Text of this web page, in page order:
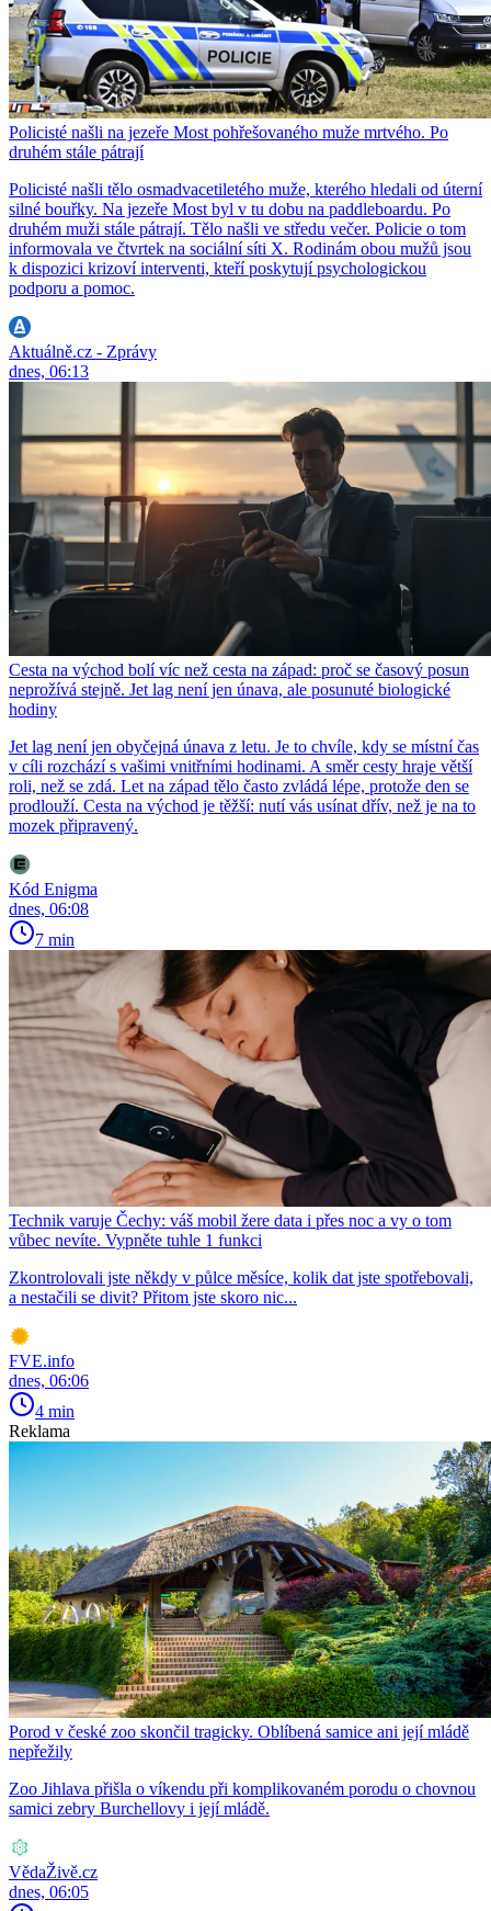
Policisté našli na jezeře Most pohřešovaného muže mrtvého. Po
druhém stále pátrají
Policisté našli tělo osmadvacetiletého muže, kterého hledali od úterní
silné bouřky. Na jezeře Most byl v tu dobu na paddleboardu. Po
druhém muži stále pátrají. Tělo našli ve středu večer. Policie o tom
informovala ve čtvrtek na sociální síti X. Rodinám obou mužů jsou
k dispozici krizoví interventi, kteří poskytují psychologickou
podporu a pomoc.
Aktuálně.cz - Zprávy
dnes, 06:13
Cesta na východ bolí víc než cesta na západ: proč se časový posun
neprožívá stejně. Jet lag není jen únava, ale posunuté biologické
hodiny
Jet lag není jen obyčejná únava z letu. Je to chvíle, kdy se místní čas
v cíli rozchází s vašimi vnitřními hodinami. A směr cesty hraje větší
roli, než se zdá. Let na západ tělo často zvládá lépe, protože den se
prodlouží. Cesta na východ je těžší: nutí vás usínat dřív, než je na to
mozek připravený.
Kód Enigma
dnes, 06:08
7 min
Technik varuje Čechy: váš mobil žere data i přes noc a vy o tom
vůbec nevíte. Vypněte tuhle 1 funkci
Zkontrolovali jste někdy v půlce měsíce, kolik dat jste spotřebovali,
a nestačili se divit? Přitom jste skoro nic...
FVE.info
dnes, 06:06
4 min
Reklama
Porod v české zoo skončil tragicky. Oblíbená samice ani její mládě
nepřežily
Zoo Jihlava přišla o víkendu při komplikovaném porodu o chovnou
samici zebry Burchellovy i její mládě.
VědaŽivě.cz
dnes, 06:05